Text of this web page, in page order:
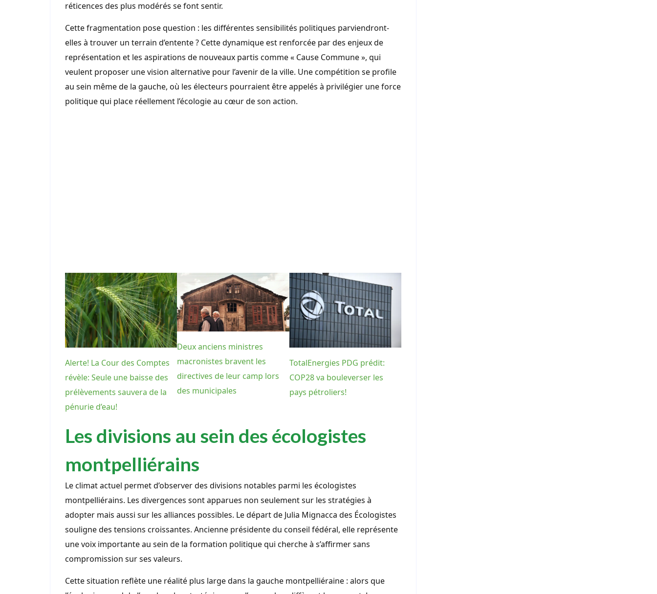
réticences des plus modérés se font sentir.
Cette fragmentation pose question : les différentes sensibilités politiques parviendront-
elles à trouver un terrain d’entente ? Cette dynamique est renforcée par des enjeux de
représentation et les aspirations de nouveaux partis comme « Cause Commune », qui
veulent proposer une vision alternative pour l’avenir de la ville. Une compétition se profile
au sein même de la gauche, où les électeurs pourraient être appelés à privilégier une force
politique qui place réellement l’écologie au cœur de son action.
Alerte! La Cour des Comptes
révèle: Seule une baisse des
prélèvements sauvera de la
pénurie d’eau!
Deux anciens ministres
macronistes bravent les
directives de leur camp lors
des municipales
TotalEnergies PDG prédit:
COP28 va bouleverser les
pays pétroliers!
Les divisions au sein des écologistes
montpelliérains
Le climat actuel permet d’observer des divisions notables parmi les écologistes
montpelliérains. Les divergences sont apparues non seulement sur les stratégies à
adopter mais aussi sur les alliances possibles. Le départ de Julia Mignacca des Écologistes
souligne des tensions croissantes. Ancienne présidente du conseil fédéral, elle représente
une voix importante au sein de la formation politique qui cherche à s’affirmer sans
compromission sur ses valeurs.
Cette situation reflète une réalité plus large dans la gauche montpelliéraine : alors que